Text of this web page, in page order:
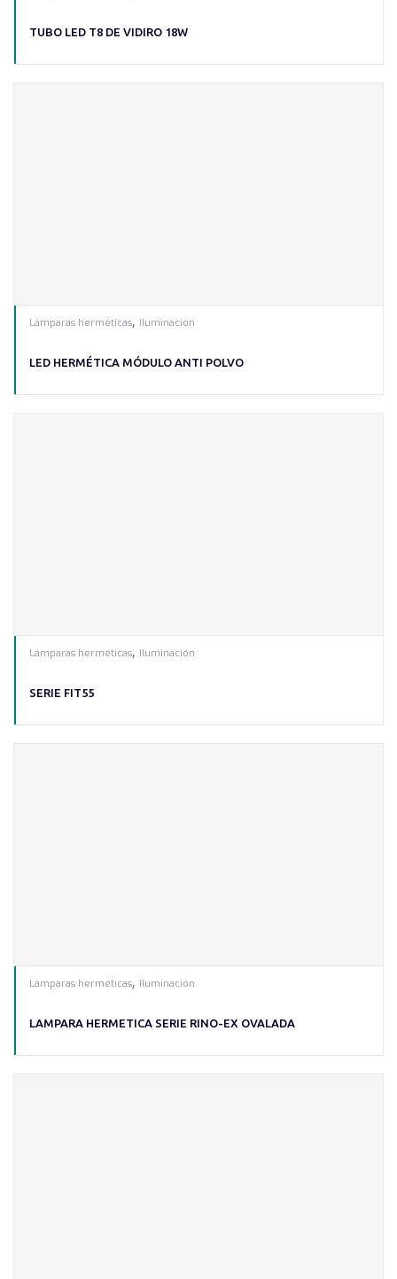
TUBO LED T8 DE VIDIRO 18W
Lámparas herméticas, Iluminación
LED HERMÉTICA MÓDULO ANTI POLVO
Lámparas herméticas, Iluminación
SERIE FIT55
Lámparas herméticas, Iluminación
LAMPARA HERMETICA SERIE RINO-EX OVALADA